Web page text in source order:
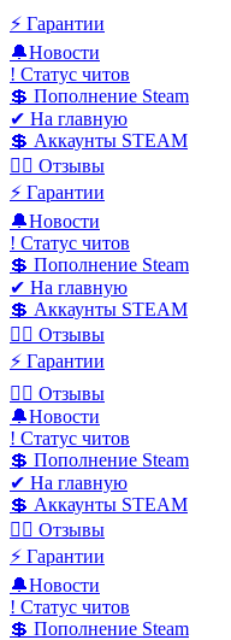
⚡️ Гарантии
🔔Новости
! Статус читов
💲 Пополнение Steam
✔ На главную
💲 Аккаунты STEAM
✍🏻 Отзывы
⚡️ Гарантии
🔔Новости
! Статус читов
💲 Пополнение Steam
✔ На главную
💲 Аккаунты STEAM
✍🏻 Отзывы
⚡️ Гарантии
✍🏻 Отзывы
🔔Новости
! Статус читов
💲 Пополнение Steam
✔ На главную
💲 Аккаунты STEAM
✍🏻 Отзывы
⚡️ Гарантии
🔔Новости
! Статус читов
💲 Пополнение Steam